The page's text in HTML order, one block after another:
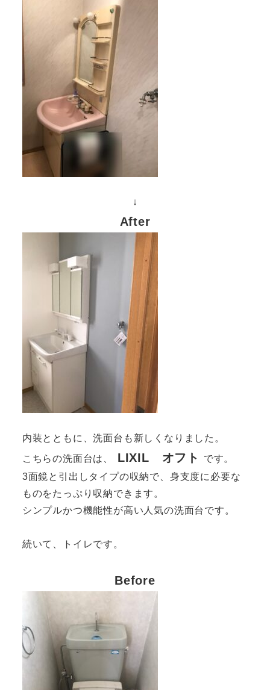
↓
After
内装とともに、洗面台も新しくなりました。
こちらの洗面台は、
LIXIL オフト
です。
3面鏡と引出しタイプの収納で、身支度に必要な
ものをたっぷり収納できます。
シンプルかつ機能性が高い人気の洗面台です。
続いて、トイレです。
Before